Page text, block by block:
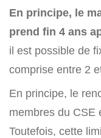
En principe, le
prend fin 4 ans
il est possible de
comprise entre 2
En principe, le
membres du CSE
Toutefois, cette